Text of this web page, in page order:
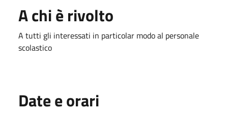
A chi è rivolto
A tutti gli interessati in particolar modo al personale
scolastico
Date e orari